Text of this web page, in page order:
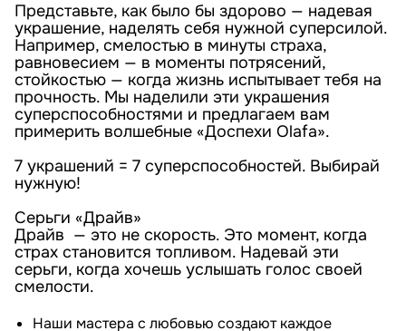
Представьте, как было бы здорово — надевая
украшение, наделять себя нужной суперсилой.
Например, смелостью в минуты страха,
равновесием — в моменты потрясений,
стойкостью — когда жизнь испытывает тебя на
прочность. Мы наделили эти украшения
суперспособностями и предлагаем вам
примерить волшебные «Доспехи Olafa».
7 украшений = 7 суперспособностей. Выбирай
нужную!
Серьги «Драйв»
Драйв — это не скорость. Это момент, когда
страх становится топливом. Надевай эти
серьги, когда хочешь услышать голос своей
смелости.
Наши мастера с любовью создают каждое